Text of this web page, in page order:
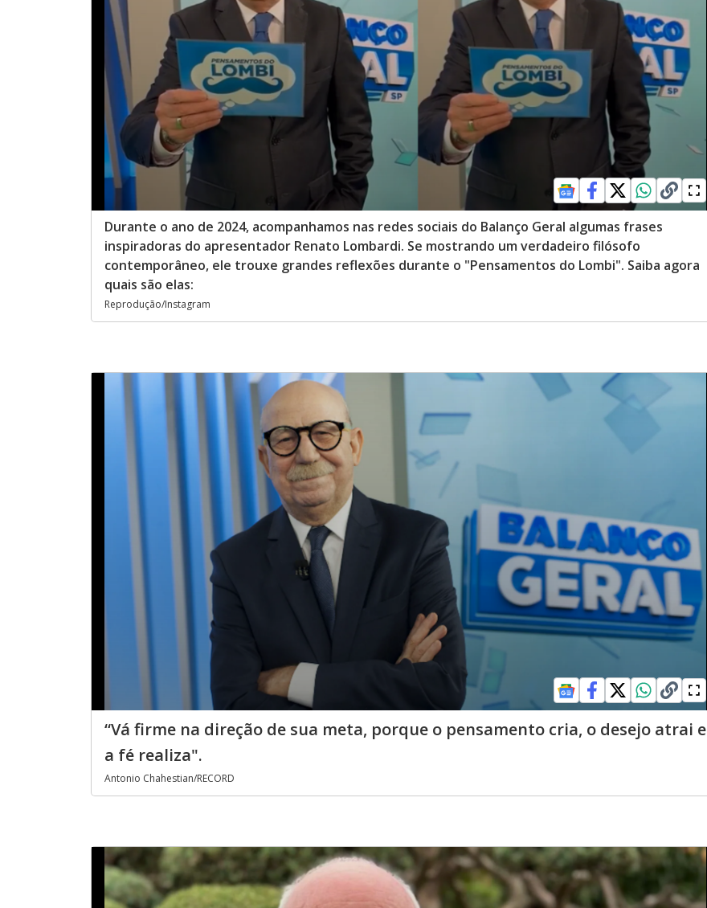
Durante o ano de 2024, acompanhamos nas redes sociais do Balanço Geral algumas frases
inspiradoras do apresentador Renato Lombardi. Se mostrando um verdadeiro filósofo
contemporâneo, ele trouxe grandes reflexões durante o "Pensamentos do Lombi". Saiba agora
quais são elas:
Reprodução/Instagram
“Vá firme na direção de sua meta, porque o pensamento cria, o desejo atrai e
a fé realiza".
Antonio Chahestian/RECORD